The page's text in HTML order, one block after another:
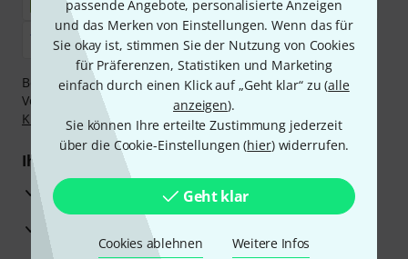
passende Angebote, personalisierte Anzeigen
und das Merken von Einstellungen. Wenn das für
Sie okay ist, stimmen Sie der Nutzung von Cookies
für Präferenzen, Statistiken und Marketing
einfach durch einen Klick auf „Geht klar“ zu (alle
anzeigen).
Sie können Ihre erteilte Zustimmung jederzeit
über die Cookie-Einstellungen (hier) widerrufen.
Geht klar
Cookies ablehnen Weitere Infos
Bezahlen Sie vertraulich und sicher per Nachnahme,
Vorkasse, PayPal, Amazon Pay,Klarna Sofort bezahlen
Klarna Ratenzahlungoder Kreditkarte.
Ihre Vorteile
3 Jahre Thomann Garantie
30 Tage Money-Back-Garantie